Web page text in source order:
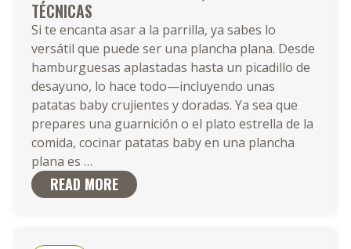
TÉCNICAS
Si te encanta asar a la parrilla, ya sabes lo
versátil que puede ser una plancha plana. Desde
hamburguesas aplastadas hasta un picadillo de
desayuno, lo hace todo—incluyendo unas
patatas baby crujientes y doradas. Ya sea que
prepares una guarnición o el plato estrella de la
comida, cocinar patatas baby en una plancha
plana es …
Cocinar
Patatas
READ MORE